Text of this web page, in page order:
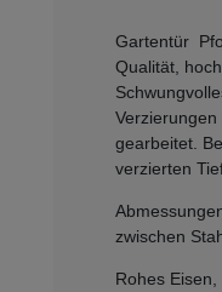
Gartentür
Qualität,
gearbeitet.
verzierten
zwischen
Rohes